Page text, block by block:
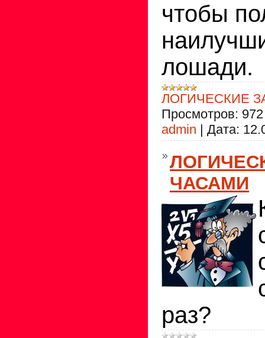
чтобы
лошади.
ЛОГИЧЕСКИЕ
Просмотров: 972
admin | Дата:
ЧАСАМИ
раз?